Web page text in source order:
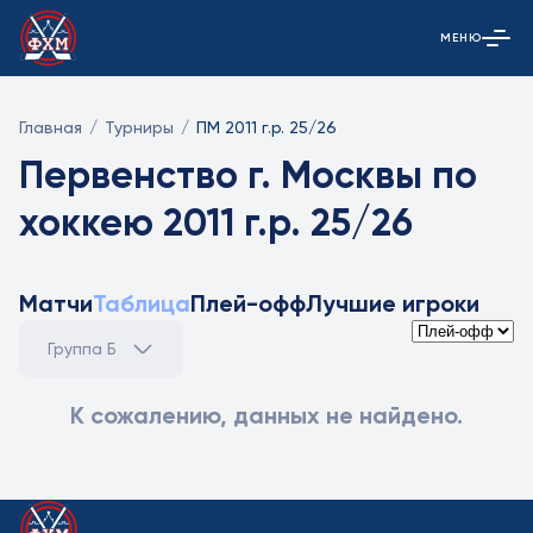
Открыть
МЕНЮ
Главная / Турниры / ПМ 2011 г.р. 25/26
Первенство г. Москвы по
хоккею 2011 г.р. 25/26
МатчиТаблицаПлей-оффЛучшие игроки
Группа Б
К сожалению, данных не найдено.